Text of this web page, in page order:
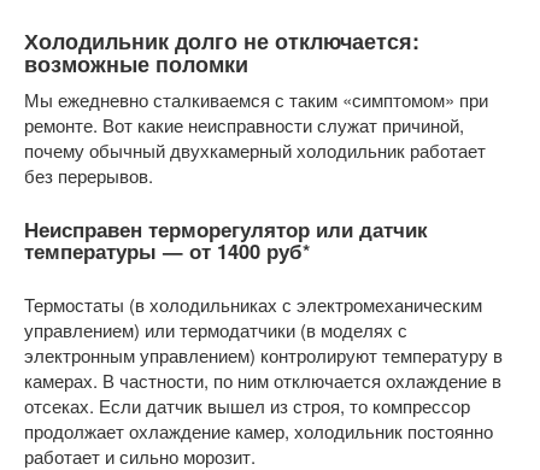
Холодильник долго не отключается:
возможные поломки
Мы ежедневно сталкиваемся с таким «симптомом» при
ремонте. Вот какие неисправности служат причиной,
почему обычный двухкамерный холодильник работает
без перерывов.
Неисправен терморегулятор или датчик
температуры — от 1400 руб*
Термостаты (в холодильниках с электромеханическим
управлением) или термодатчики (в моделях с
электронным управлением) контролируют температуру в
камерах. В частности, по ним отключается охлаждение в
отсеках. Если датчик вышел из строя, то компрессор
продолжает охлаждение камер, холодильник постоянно
работает и сильно морозит.